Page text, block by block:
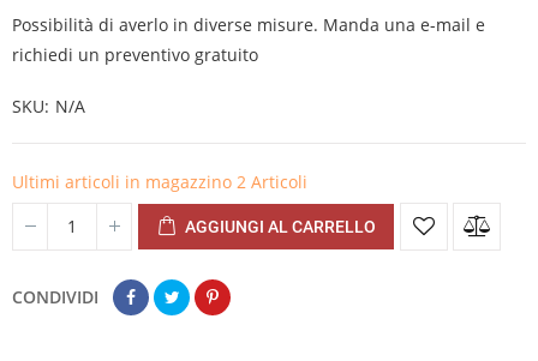
Possibilità di averlo in diverse misure. Manda una e-mail e
richiedi un preventivo gratuito
SKU N/A
Ultimi articoli in magazzino 2 Articoli
AGGIUNGI AL CARRELLO
CONDIVIDI